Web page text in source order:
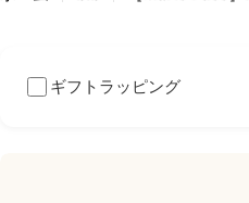
ギフトラッピング